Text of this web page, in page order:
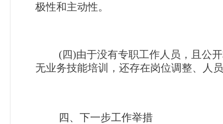
极性和主动性。
(四)由于没有专职工作人员，且公
无业务技能培训，还存在岗位调整、人
四、下一步工作举措